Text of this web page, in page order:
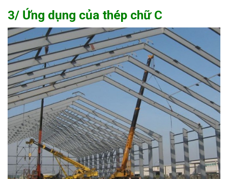
3/ Ứng dụng của thép chữ C